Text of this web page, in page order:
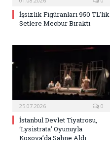
İşsizlik Figüranları 950 TL’lik
Setlere Mecbur Bıraktı
25.07.2026 0
İstanbul Devlet Tiyatrosu,
‘Lysistrata’ Oyunuyla
Kosova’da Sahne Aldı